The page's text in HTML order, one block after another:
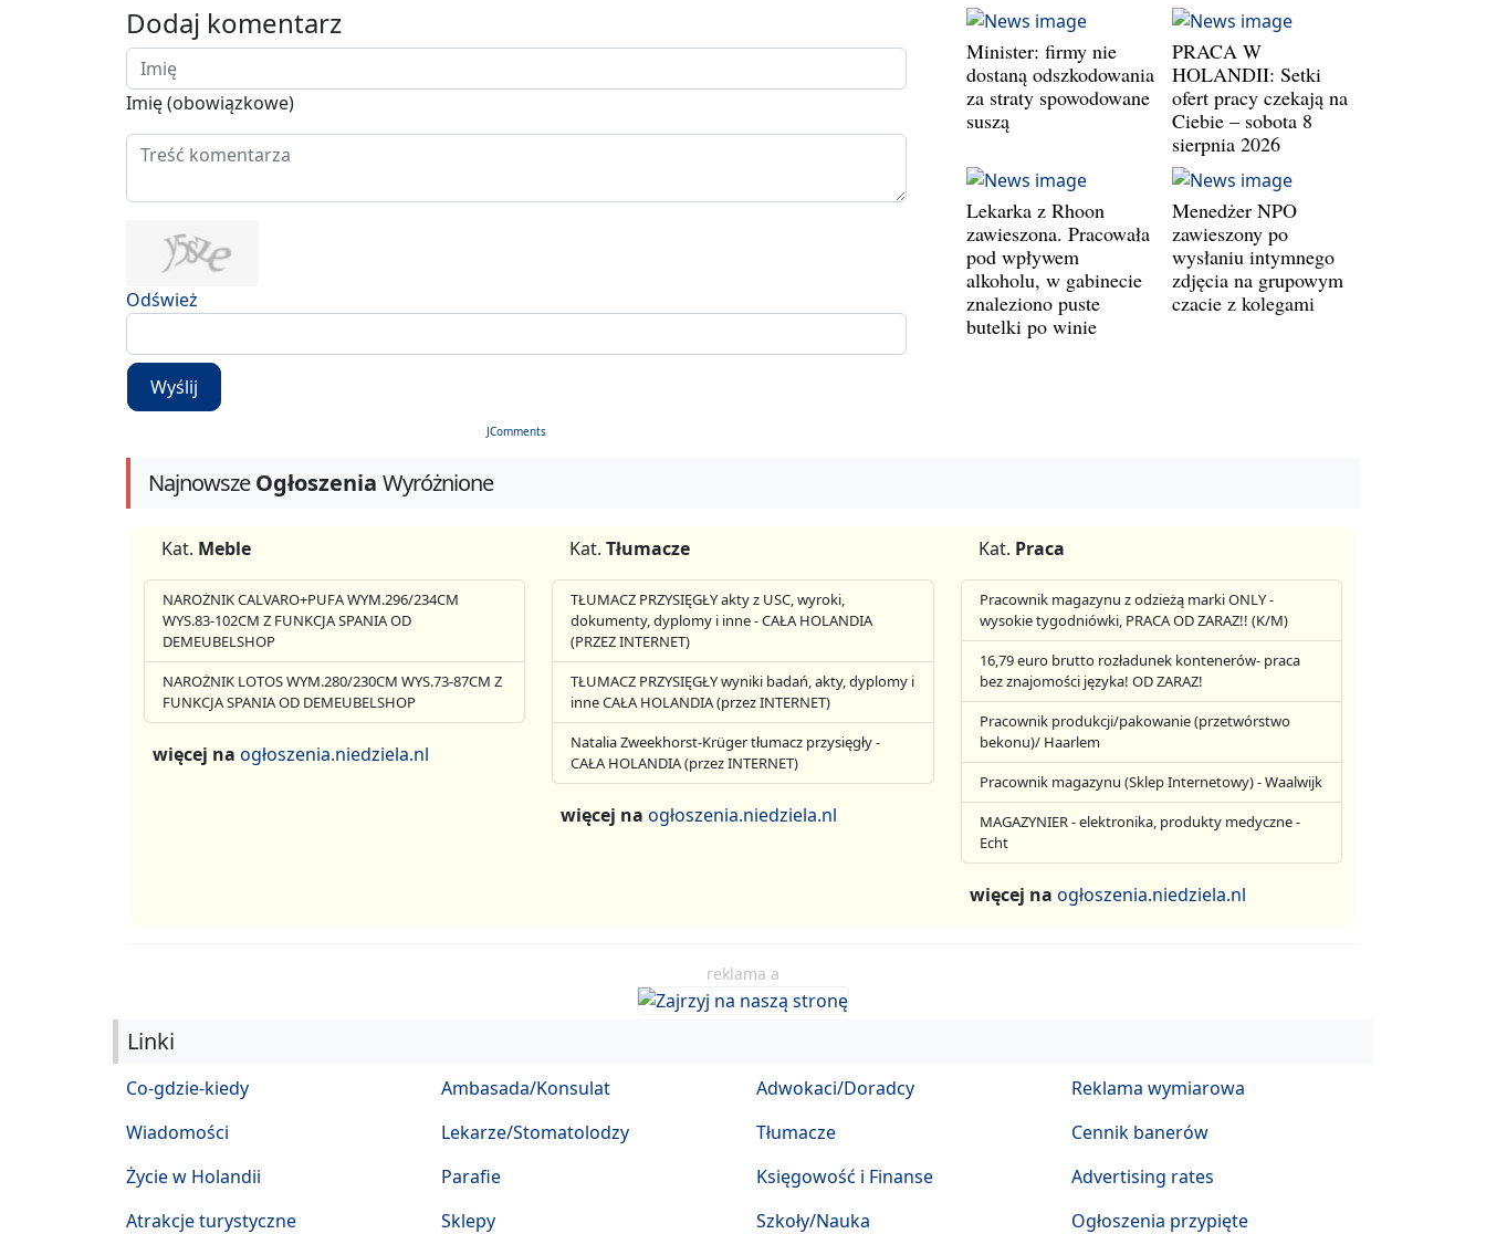
Dodaj komentarz
Imię (obowiązkowe)
Odśwież
Wyślij
JComments
Minister: firmy nie
dostaną odszkodowania
za straty spowodowane
suszą
PRACA W
HOLANDII: Setki
ofert pracy czekają na
Ciebie – sobota 8
sierpnia 2026
Lekarka z Rhoon
zawieszona. Pracowała
pod wpływem
alkoholu, w gabinecie
znaleziono puste
butelki po winie
Menedżer NPO
zawieszony po
wysłaniu intymnego
zdjęcia na grupowym
czacie z kolegami
NajnowszeOgłoszenia Wyróżnione
Kat. Meble
NAROŻNIK CALVARO+PUFA WYM.296/234CM
WYS.83-102CM Z FUNKCJA SPANIA OD
DEMEUBELSHOP
NAROŻNIK LOTOS WYM.280/230CM WYS.73-87CM Z
FUNKCJA SPANIA OD DEMEUBELSHOP
więcej na ogłoszenia.niedziela.nl
Kat. Tłumacze
TŁUMACZ PRZYSIĘGŁY akty z USC, wyroki,
dokumenty, dyplomy i inne - CAŁA HOLANDIA
(PRZEZ INTERNET)
TŁUMACZ PRZYSIĘGŁY wyniki badań, akty, dyplomy i
inne CAŁA HOLANDIA (przez INTERNET)
Natalia Zweekhorst-Krüger tłumacz przysięgły -
CAŁA HOLANDIA (przez INTERNET)
więcej naogłoszenia.niedziela.nl
Kat. Praca
Pracownik magazynu z odzieżą marki ONLY -
wysokie tygodniówki, PRACA OD ZARAZ!! (K/M)
16,79 euro brutto rozładunek kontenerów- praca
bez znajomości języka! OD ZARAZ!
Pracownik produkcji/pakowanie (przetwórstwo
bekonu)/ Haarlem
Pracownik magazynu (Sklep Internetowy) - Waalwijk
MAGAZYNIER - elektronika, produkty medyczne -
Echt
więcej na ogłoszenia.niedziela.nl
reklama a
Linki
Co-gdzie-kiedy
Wiadomości
Życie w Holandii
Atrakcje turystyczne
Ambasada/Konsulat
Lekarze/Stomatolodzy
Parafie
Sklepy
Adwokaci/Doradcy
Tłumacze
Księgowość i Finanse
Szkoły/Nauka
Reklama wymiarowa
Cennik banerów
Advertising rates
Ogłoszenia przypięte